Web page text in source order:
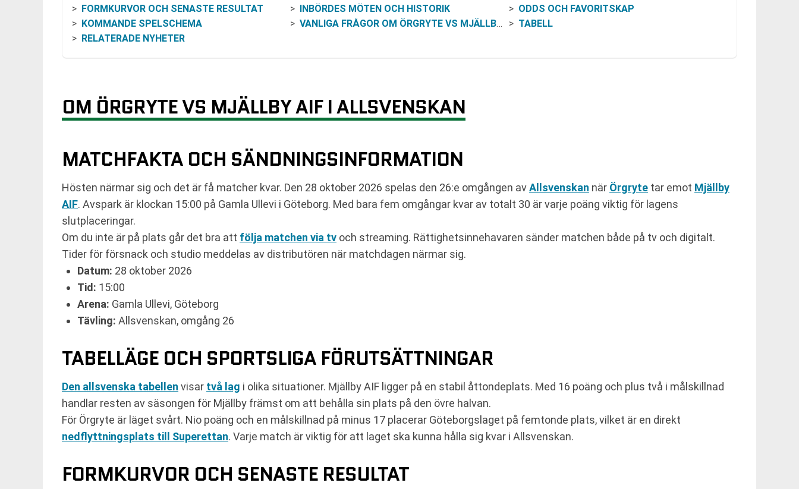
FORMKURVOR OCH SENASTE RESULTAT
INBÖRDES MÖTEN OCH HISTORIK
ODDS OCH FAVORITSKAP
KOMMANDE SPELSCHEMA
VANLIGA FRÅGOR OM ÖRGRYTE VS MJÄLLBY AIF
TABELL
RELATERADE NYHETER
OM ÖRGRYTE VS MJÄLLBY AIF I ALLSVENSKAN
MATCHFAKTA OCH SÄNDNINGSINFORMATION
Hösten närmar sig och det är få matcher kvar. Den 28 oktober 2026 spelas den 26:e omgången avAllsvenskan när Örgryte tar emot Mjällby
AIF. Avspark är klockan 15:00 på Gamla Ullevi i Göteborg. Med bara fem omgångar kvar av totalt 30 är varje poäng viktig för lagens
slutplaceringar.
Om du inte är på plats går det bra att följa matchen via tv och streaming. Rättighetsinnehavaren sänder matchen både på tv och digitalt.
Tider för försnack och studio meddelas av distributören när matchdagen närmar sig.
Datum: 28 oktober 2026
Tid: 15:00
Arena: Gamla Ullevi, Göteborg
Tävling: Allsvenskan, omgång 26
TABELLÄGE OCH SPORTSLIGA FÖRUTSÄTTNINGAR
Den allsvenska tabellen visar två lag i olika situationer. Mjällby AIF ligger på en stabil åttondeplats. Med 16 poäng och plus två i målskillnad
handlar resten av säsongen för Mjällby främst om att behålla sin plats på den övre halvan.
För Örgryte är läget svårt. Nio poäng och en målskillnad på minus 17 placerar Göteborgslaget på femtonde plats, vilket är en direkt
nedflyttningsplats till Superettan. Varje match är viktig för att laget ska kunna hålla sig kvar i Allsvenskan.
FORMKURVOR OCH SENASTE RESULTAT